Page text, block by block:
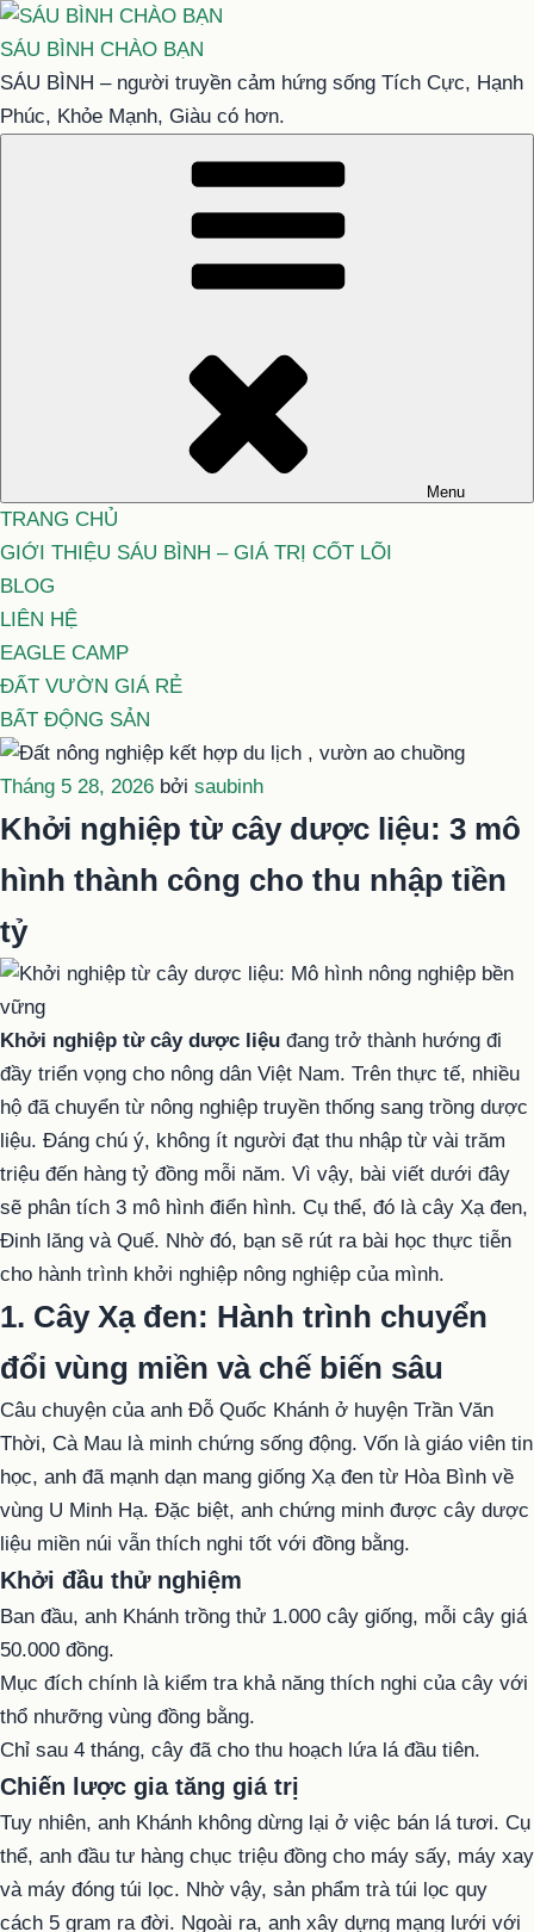
Chuyển
đến
phần
nội
SÁU BÌNH CHÀO BẠN
SÁU BÌNH – người truyền cảm hứng sống Tích Cực, Hạnh
Phúc, Khỏe Mạnh, Giàu có hơn.
Menu
TRANG CHỦ
GIỚI THIỆU SÁU BÌNH – GIÁ TRỊ CỐT LÕI
BLOG
LIÊN HỆ
EAGLE CAMP
ĐẤT VƯỜN GIÁ RẺ
BẤT ĐỘNG SẢN
Đăng
trong
Tháng 5 28, 2026 bởi saubinh
Khởi nghiệp từ cây dược liệu: 3 mô
hình thành công cho thu nhập tiền
tỷ
Khởi nghiệp từ cây dược liệu đang trở thành hướng đi
đầy triển vọng cho nông dân Việt Nam. Trên thực tế, nhiều
hộ đã chuyển từ nông nghiệp truyền thống sang trồng dược
liệu. Đáng chú ý, không ít người đạt thu nhập từ vài trăm
triệu đến hàng tỷ đồng mỗi năm. Vì vậy, bài viết dưới đây
sẽ phân tích 3 mô hình điển hình. Cụ thể, đó là cây Xạ đen,
Đinh lăng và Quế. Nhờ đó, bạn sẽ rút ra bài học thực tiễn
cho hành trình khởi nghiệp nông nghiệp của mình.
1. Cây Xạ đen: Hành trình chuyển
đổi vùng miền và chế biến sâu
Câu chuyện của anh Đỗ Quốc Khánh ở huyện Trần Văn
Thời, Cà Mau là minh chứng sống động. Vốn là giáo viên tin
học, anh đã mạnh dạn mang giống Xạ đen từ Hòa Bình về
vùng U Minh Hạ. Đặc biệt, anh chứng minh được cây dược
liệu miền núi vẫn thích nghi tốt với đồng bằng.
Khởi đầu thử nghiệm
Ban đầu, anh Khánh trồng thử 1.000 cây giống, mỗi cây giá
50.000 đồng.
Mục đích chính là kiểm tra khả năng thích nghi của cây với
thổ nhưỡng vùng đồng bằng.
Chỉ sau 4 tháng, cây đã cho thu hoạch lứa lá đầu tiên.
Chiến lược gia tăng giá trị
Tuy nhiên, anh Khánh không dừng lại ở việc bán lá tươi. Cụ
thể, anh đầu tư hàng chục triệu đồng cho máy sấy, máy xay
và máy đóng túi lọc. Nhờ vậy, sản phẩm trà túi lọc quy
cách 5 gram ra đời. Ngoài ra, anh xây dựng mạng lưới với